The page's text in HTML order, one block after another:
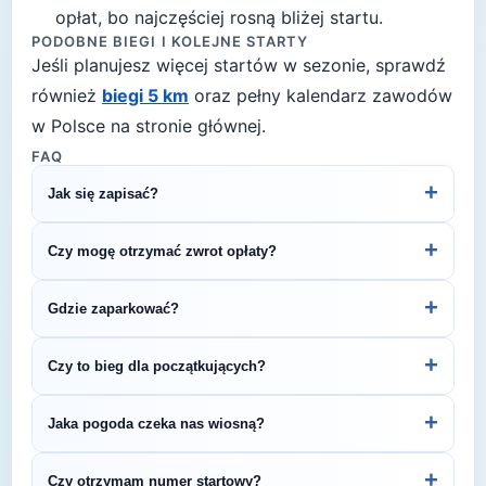
opłat, bo najczęściej rosną bliżej startu.
PODOBNE BIEGI I KOLEJNE STARTY
Jeśli planujesz więcej startów w sezonie, sprawdź
również biegi 5 km oraz pełny kalendarz zawodów
w Polsce na stronie głównej.
FAQ
Jak się zapisać? +
przejść do strony organizatora z formularzem
rejestracyjnym.
Czy mogę otrzymać zwrot opłaty? +
regulamin biegu lub skontaktuj się z
organizatorem.
Gdzie zaparkować? +
— szczegóły znajdziesz w opisie biegu lub na
stronie organizatora.
Czy to bieg dla początkujących? +
biegowe. To krótki, satysfakcjonujący bieg, który
pozwala sprawdzić swoje możliwości bez
Jaka pogoda czeka nas wiosną? +
Czy otrzymam numer startowy? +